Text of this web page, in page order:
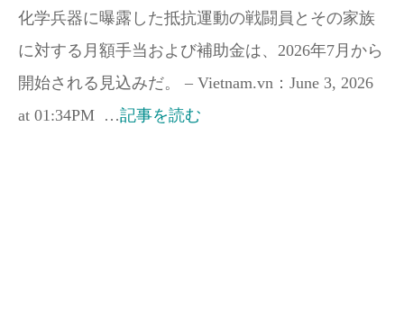
化学兵器に曝露した抵抗運動の戦闘員とその家族
に対する月額手当および補助金は、2026年7月から
開始される見込みだ。 – Vietnam.vn：June 3, 2026
at 01:34PM …記事を読む